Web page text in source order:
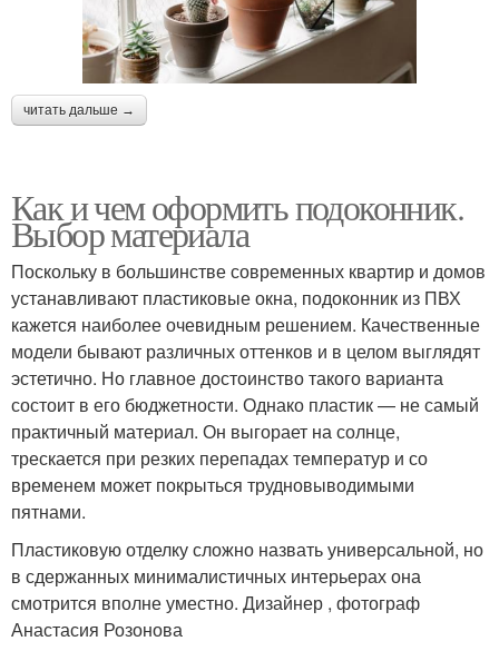
читать дальше →
Как и чем оформить подоконник.
Выбор материала
Поскольку в большинстве современных квартир и домов
устанавливают пластиковые окна, подоконник из ПВХ
кажется наиболее очевидным решением. Качественные
модели бывают различных оттенков и в целом выглядят
эстетично. Но главное достоинство такого варианта
состоит в его бюджетности. Однако пластик — не самый
практичный материал. Он выгорает на солнце,
трескается при резких перепадах температур и со
временем может покрыться трудновыводимыми
пятнами.
Пластиковую отделку сложно назвать универсальной, но
в сдержанных минималистичных интерьерах она
смотрится вполне уместно. Дизайнер , фотограф
Анастасия Розонова